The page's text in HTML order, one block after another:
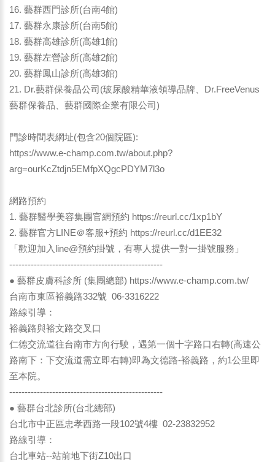
16. 藝群西門診所(台南4館)
17. 藝群永康診所(台南5館)
18. 藝群高雄診所(高雄1館)
19. 藝群左營診所(高雄2館)
20. 藝群鳳山診所(高雄3館)
21. Dr.藝群保養品公司(玻尿酸精華液領導品牌、Dr.FreeVenus
藝群保養品、藝群國際企業有限公司)
門診時間表網址(包含20個院區):
https://www.e-champ.com.tw/about.php?
arg=ourKcZtdjn5EMfpXQgcPDYM7l3o
網路預約
1. 藝群醫學美容集團官網預約 https://reurl.cc/1xp1bY
2. 藝群官方LINE＠客服+預約 https://reurl.cc/d1EE32
「歡迎加入line@預約掛號，有專人提供一對一掛號服務」
--------------------------------------------------
● 藝群皮膚科診所 (集團總部) https://www.e-champ.com.tw/
台南市東區裕義路332號 06-3316222
路線引導：
裕義路與裕文路交叉口
仁德交流道往台南市方向行駛，遇第一個十字路口右轉(高速公
路南下：下交流道需立即右轉)即為文德路-裕義路，約1公里即
至本院。
--------------------------------------------------
● 藝群台北診所(台北總部)
台北市中正區忠孝西路一段102號4樓 02-23832952
路線引導：
台北車站--站前地下街Z10出口